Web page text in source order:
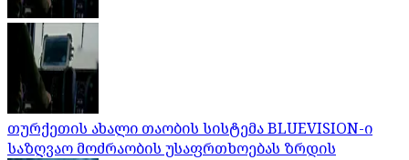
თურქეთის ახალი თაობის სისტემა BLUEVISION-ი
საზღვაო მოძრაობის უსაფრთხოებას ზრდის